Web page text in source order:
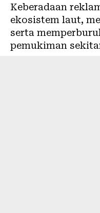
Keberadaan
ekosistem laut,
serta
pemukiman